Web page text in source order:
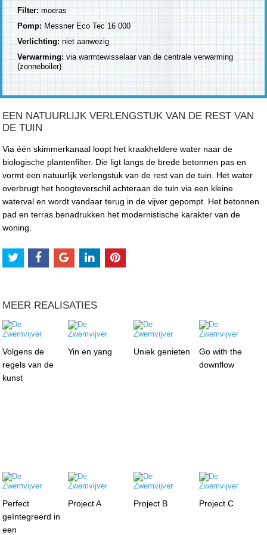
Filter: moeras
Pomp: Messner Eco Tec 16 000
Verlichting:niet aanwezig
Verwarming:via warmtewisselaar van de centrale verwarming
(zonneboiler)
EEN NATUURLIJK VERLENGSTUK VAN DE REST VAN
DE TUIN
Via één skimmerkanaal loopt het kraakheldere water naar de
biologische plantenfilter. Die ligt langs de brede betonnen pas en
vormt een natuurlijk verlengstuk van de rest van de tuin. Het water
overbrugt het hoogteverschil achteraan de tuin via een kleine
waterval en wordt vandaar terug in de vijver gepompt. Het betonnen
pad en terras benadrukken het modernistische karakter van de
woning.
MEER REALISATIES
Volgens de
regels van de
kunst
Yin en yang Uniek genieten
Go with the
downflow
Perfect
geïntegreerd in
een
Project A Project B Project C